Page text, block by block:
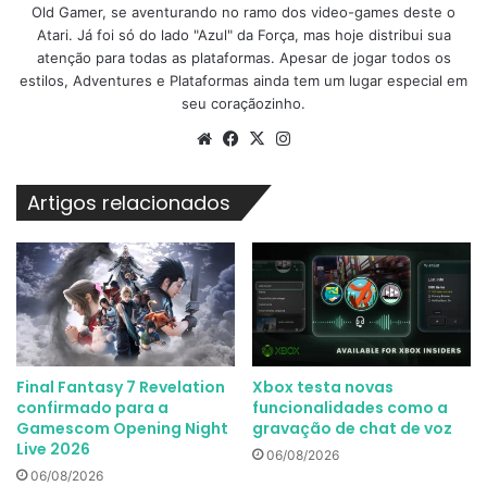
Old Gamer, se aventurando no ramo dos video-games deste o
Atari. Já foi só do lado "Azul" da Força, mas hoje distribui sua
atenção para todas as plataformas. Apesar de jogar todos os
estilos, Adventures e Plataformas ainda tem um lugar especial em
seu coraçãozinho.
WebsiteFacebook
X
Artigos relacionados
Final Fantasy 7 Revelation
confirmado para a
Gamescom Opening Night
Live 2026
06/08/2026
Xbox testa novas
funcionalidades como a
gravação de chat de voz
06/08/2026